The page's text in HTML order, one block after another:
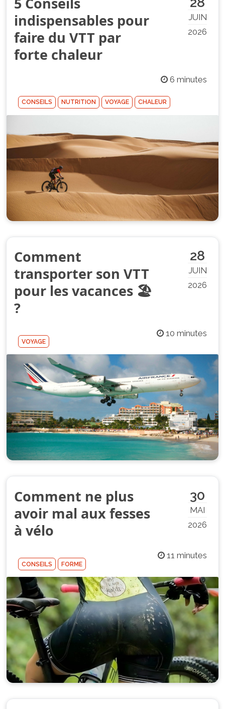
JUIN
2026
indispensables pour
faire du VTT par
forte chaleur
6 minutes
CONSEILS NUTRITION VOYAGE CHALEUR
28
JUIN
2026
Comment
transporter son VTT
pour les vacances 🏖️
?
10 minutes
VOYAGE
30
MAI
2026
Comment ne plus
avoir mal aux fesses
à vélo
11 minutes
CONSEILS FORME